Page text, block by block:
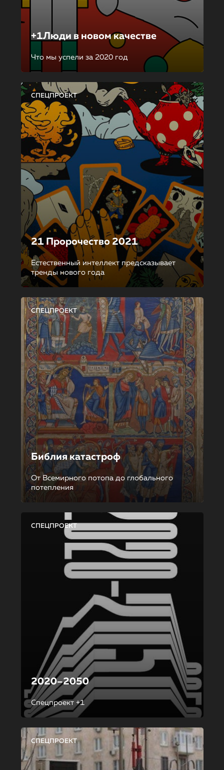
+1Люди в новом качестве
Что мы успели за 2020 год
СПЕЦПРОЕКТ
21 Пророчество 2021
Естественный интеллект предсказывает
тренды нового года
СПЕЦПРОЕКТ
Библия катастроф
От Всемирного потопа до глобального
потепления
СПЕЦПРОЕКТ
2020–2050
Спецпроект +1
СПЕЦПРОЕКТ